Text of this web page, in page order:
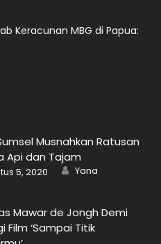
Keracunan MBG di Papua:
Musnahkan Ratusan
Api dan Tajam
5, 2020 Author
Yana
Mawar de Jongh Demi
Film ‘Sampai Titik